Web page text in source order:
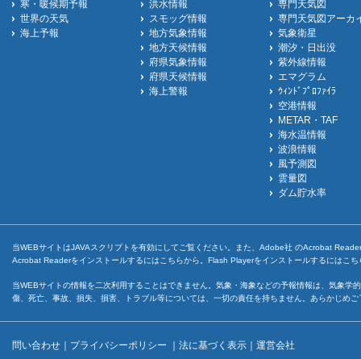
寒・暖候期予報
世界の天気
海上予報
洪水情報
スモッグ情報
地方気象情報
地方天候情報
府県気象情報
府県天候情報
海上警報
専門天気図
専門天気図アーカ
気象衛星
潮汐・日出没
紫外線情報
エマグラム
ｳｨﾝﾄﾞﾌﾟﾛﾌｧｲﾗ
空港情報
METAR・TAF
海水温情報
波浪情報
風予測図
雲量図
ダム貯水率
当WEBサイトはJAVAスクリプトを有効にしてご覧ください。また、Adobe社 のAcrobat
Acrobat Readerをインストールするには こちらから。Flash Playerをインストールするには こち
当WEBサイトの情報を二次利用することはできません。気象・海象などの予報情報は、気象
傷、死亡、事故、損失、損害、トラブル等については、一切の責任を持ちません。あらかじめ
問い合わせ ｜ プライバシーポリシー ｜ 法に基づく表示 ｜ 運営会社